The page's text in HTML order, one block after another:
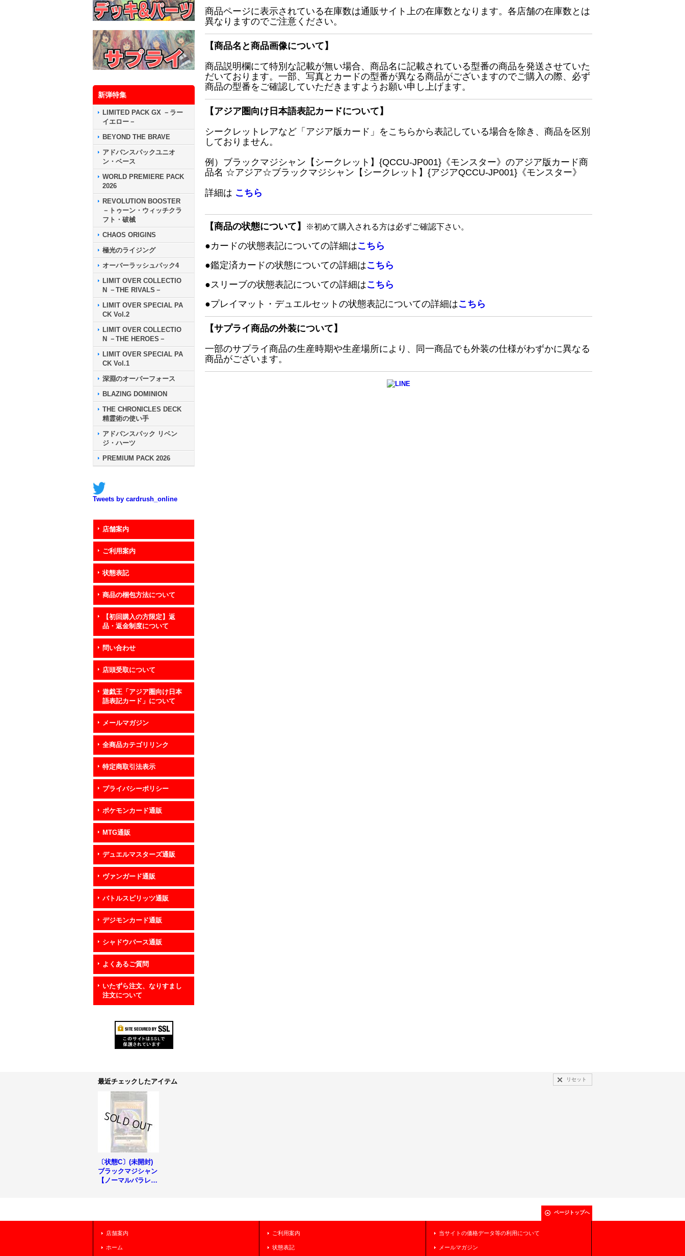
新弾特集
LIMITED PACK GX －ラー
イエロー－
BEYOND THE BRAVE
アドバンスパックユニオ
ン・ベース
WORLD PREMIERE PACK
2026
REVOLUTION BOOSTER
－トゥーン・ウィッチクラ
フト・破械
CHAOS ORIGINS
極光のライジング
オーバーラッシュパック4
LIMIT OVER COLLECTIO
N －THE RIVALS－
LIMIT OVER SPECIAL PA
CK Vol.2
LIMIT OVER COLLECTIO
N －THE HEROES－
LIMIT OVER SPECIAL PA
CK Vol.1
深淵のオーバーフォース
BLAZING DOMINION
THE CHRONICLES DECK
精霊術の使い手
アドバンスパック リベン
ジ・ハーツ
PREMIUM PACK 2026
Tweets by cardrush_online
店舗案内
ご利用案内
状態表記
商品の梱包方法について
【初回購入の方限定】返
品・返金制度について
問い合わせ
店頭受取について
遊戯王「アジア圏向け日本
語表記カード」について
メールマガジン
全商品カテゴリリンク
特定商取引法表示
プライバシーポリシー
ポケモンカード通販
MTG通販
デュエルマスターズ通販
ヴァンガード通販
バトルスピリッツ通販
デジモンカード通販
シャドウバース通販
よくあるご質問
いたずら注文、なりすまし
注文について
商品ページに表示されている在庫数は通販サイト上の在庫数となります。各店舗の在庫数とは
異なりますのでご注意ください。
【商品名と商品画像について】
商品説明欄にて特別な記載が無い場合、商品名に記載されている型番の商品を発送させていた
だいております。一部、写真とカードの型番が異なる商品がございますのでご購入の際、必ず
商品の型番をご確認していただきますようお願い申し上げます。
【アジア圏向け日本語表記カードについて】
シークレットレアなど「アジア版カード」をこちらから表記している場合を除き、商品を区別
しておりません。
例）ブラックマジシャン【シークレット】{QCCU-JP001}《モンスター》のアジア版カード商
品名 ☆アジア☆ブラックマジシャン【シークレット】{アジアQCCU-JP001}《モンスター》
詳細は こちら
【商品の状態について】 ※初めて購入される方は必ずご確認下さい。
●カードの状態表記についての詳細はこちら
●鑑定済カードの状態についての詳細はこちら
●スリーブの状態表記についての詳細はこちら
●プレイマット・デュエルセットの状態表記についての詳細はこちら
【サプライ商品の外装について】
一部のサプライ商品の生産時期や生産場所により、同一商品でも外装の仕様がわずかに異なる
商品がございます。
最近チェックしたアイテム リセット
〔状態C〕(未開封)
ブラックマジシャン
【ノーマルパラレ
ページトップへ
店舗案内
ホーム
ご利用案内
状態表記
当サイトの価格データ等の利用について
メールマガジン